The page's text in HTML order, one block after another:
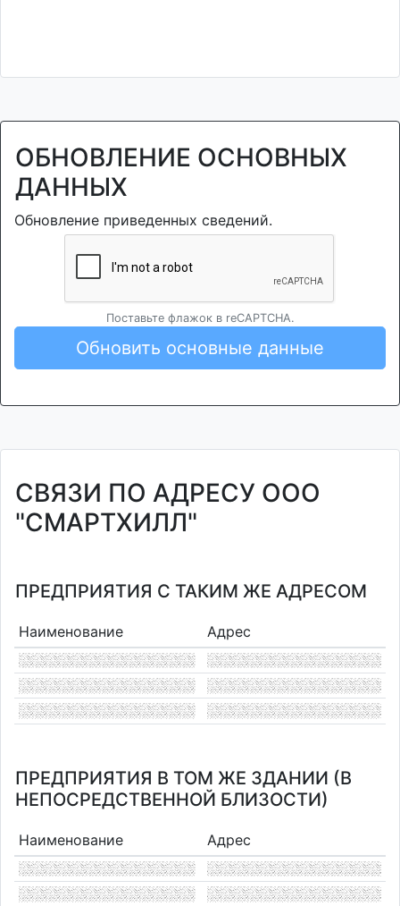
ОБНОВЛЕНИЕ ОСНОВНЫХ
ДАННЫХ
Обновление приведенных сведений.
Поставьте флажок в reCAPTCHA.
Обновить основные данные
СВЯЗИ ПО АДРЕСУ ООО
"СМАРТХИЛЛ"
ПРЕДПРИЯТИЯ С ТАКИМ ЖЕ АДРЕСОМ
Наименование Адрес
ПРЕДПРИЯТИЯ В ТОМ ЖЕ ЗДАНИИ (В
НЕПОСРЕДСТВЕННОЙ БЛИЗОСТИ)
Наименование Адрес